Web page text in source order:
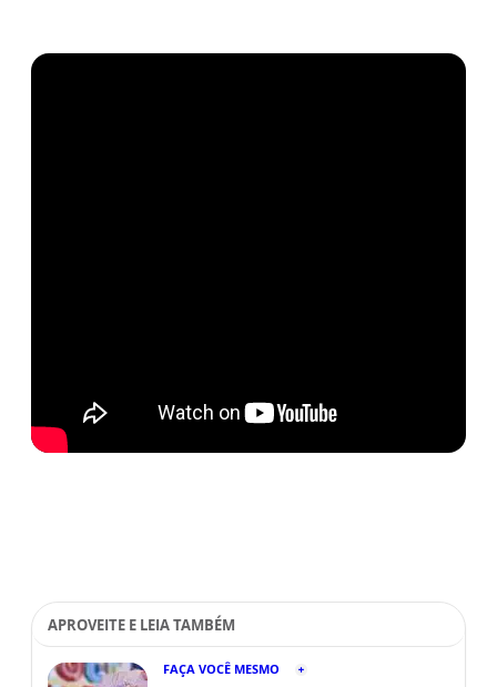
APROVEITE E LEIA TAMBÉM
FAÇA VOCÊ MESMO